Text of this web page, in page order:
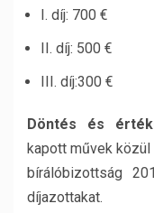
I. díj: 700 €
II. díj: 500 €
III. díj:300 €
Döntés és
kapott művek
bírálóbizottság
díjazottakat.